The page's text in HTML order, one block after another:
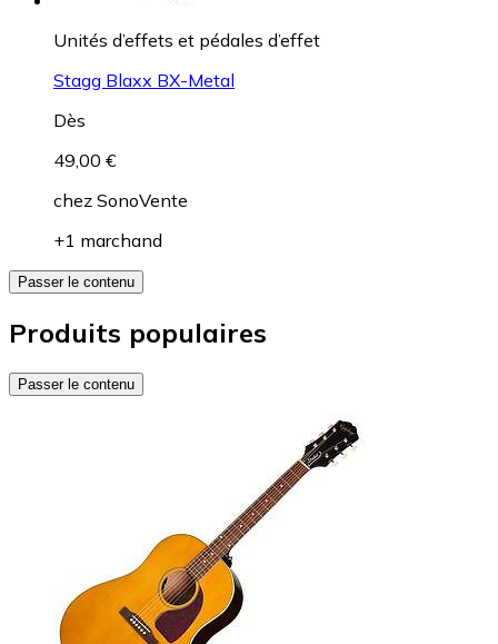
Unités d’effets et pédales d’effet
Stagg Blaxx BX-Metal
Dès
49,00 €
chez SonoVente
+1 marchand
Passer le contenu
Produits populaires
Passer le contenu